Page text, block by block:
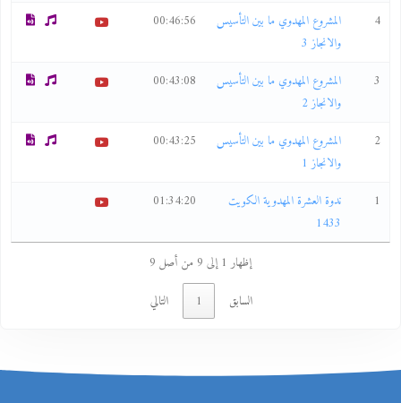
المشروع المهدوي ما بين التأسيس
والانجاز 3
00:46:56
المشروع المهدوي ما بين التأسيس
والانجاز 2
00:43:08
المشروع المهدوي ما بين التأسيس
والانجاز 1
00:43:25
ندوة العشرة المهدوية الكويت
1433
01:34:20
إظهار 1 إلى 9 من أصل 9
السابق
التالي